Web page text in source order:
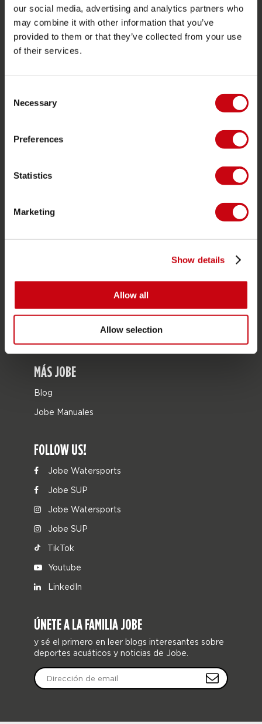
our social media, advertising and analytics partners who
may combine it with other information that you’ve
provided to them or that they’ve collected from your use
of their services.
Selection
Necessary
Preferences
Statistics
Marketing
Show details
Allow all
Allow selection
SUP
Trajes de neopreno
Kneeboarding
Ropa y calzado
Accesorios náuticos
Bolsas
Leisure
Mix & Match
Piezas de repuesto
MÁS JOBE
Blog
Jobe Manuales
FOLLOW US!
Jobe Watersports
Jobe SUP
Jobe Watersports
Jobe SUP
TikTok
Youtube
LinkedIn
ÚNETE A LA FAMILIA JOBE
y sé el primero en leer blogs interesantes sobre
deportes acuáticos y noticias de Jobe.